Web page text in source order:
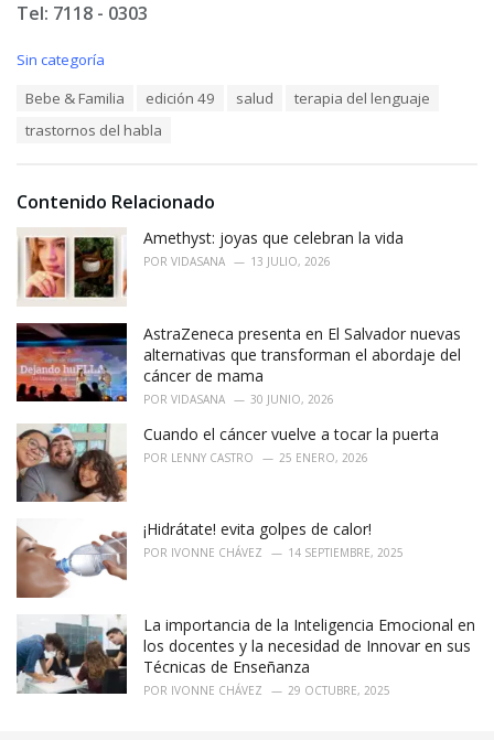
Tel: 7118 - 0303
C
i
s
Sin categoría
Bebe & Familia edición 49 salud
terapia del lenguaje
trastornos del habla
Contenido Relacionado
Amethyst: joyas que celebran la vida
POR VIDASANA 13 JULIO, 2026
AstraZeneca presenta en El Salvador nuevas
alternativas que transforman el abordaje del
cáncer de mama
POR VIDASANA 30 JUNIO, 2026
Cuando el cáncer vuelve a tocar la puerta
POR LENNY CASTRO 25 ENERO, 2026
¡Hidrátate! evita golpes de calor!
POR IVONNE CHÁVEZ 14 SEPTIEMBRE, 2025
La importancia de la Inteligencia Emocional en
los docentes y la necesidad de Innovar en sus
Técnicas de Enseñanza
POR IVONNE CHÁVEZ 29 OCTUBRE, 2025